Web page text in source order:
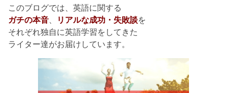
このブログでは、英語に関する
ガチの本音
リアルな成功・失敗談を
それぞれ独自に英語学習をしてきた
ライター達がお届けしています。